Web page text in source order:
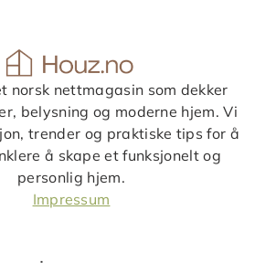
norsk nettmagasin som dekker
belysning og moderne hjem. Vi
trender og praktiske tips for å
å skape et funksjonelt og
personlig hjem.
Impressum